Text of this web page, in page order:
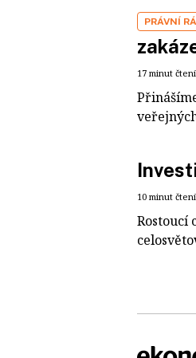
PRÁVNÍ
17 minut čtení
10 minut čtení
Rostoucí